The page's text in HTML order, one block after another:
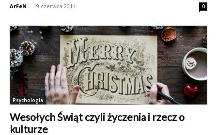
ArFeN - 19 czerwca 2014 0
Psychologia
Wesołych Świąt czyli życzenia i rzecz o
kulturze